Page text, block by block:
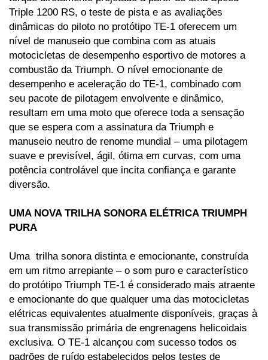
Triple 1200 RS, o teste de pista e as avaliações
dinâmicas do piloto no protótipo TE-1 oferecem um
nível de manuseio que combina com as atuais
motocicletas de desempenho esportivo de motores a
combustão da Triumph. O nível emocionante de
desempenho e aceleração do TE-1, combinado com
seu pacote de pilotagem envolvente e dinâmico,
resultam em uma moto que oferece toda a sensação
que se espera com a assinatura da Triumph e
manuseio neutro de renome mundial – uma pilotagem
suave e previsível, ágil, ótima em curvas, com uma
potência controlável que incita confiança e garante
diversão.
UMA NOVA TRILHA SONORA ELÉTRICA TRIUMPH
PURA
Uma  trilha sonora distinta e emocionante, construída
em um ritmo arrepiante – o som puro e característico
do protótipo Triumph TE-1 é considerado mais atraente
e emocionante do que qualquer uma das motocicletas
elétricas equivalentes atualmente disponíveis, graças à
sua transmissão primária de engrenagens helicoidais
exclusiva. O TE-1 alcançou com sucesso todos os
padrões de ruído estabelecidos pelos testes de